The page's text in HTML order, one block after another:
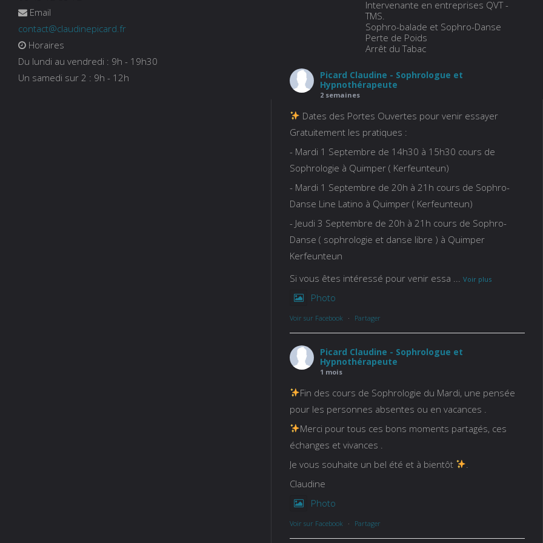
Email
contact@claudinepicard.fr
Horaires
Du lundi au vendredi : 9h - 19h30
Un samedi sur 2 : 9h - 12h
Intervenante en entreprises QVT -
TMS.
Sophro-balade et Sophro-Danse
Perte de Poids
Arrêt du Tabac
Picard Claudine - Sophrologue et
Hypnothérapeute
2 semaines
Dates des Portes Ouvertes pour venir essayer
Gratuitement les pratiques :
- Mardi 1 Septembre de 14h30 à 15h30 cours de
Sophrologie à Quimper ( Kerfeunteun)
- Mardi 1 Septembre de 20h à 21h cours de Sophro-
Danse Line Latino à Quimper ( Kerfeunteun)
- Jeudi 3 Septembre de 20h à 21h cours de Sophro-
Danse ( sophrologie et danse libre ) à Quimper
Kerfeunteun
Si vous êtes intéressé pour venir essa
Voir plus
Photo
Voir sur Facebook · Partager
Picard Claudine - Sophrologue et
Hypnothérapeute
1 mois
Fin des cours de Sophrologie du Mardi, une pensée
pour les personnes absentes ou en vacances .
Merci pour tous ces bons moments partagés, ces
échanges et vivances .
Je vous souhaite un bel été et à bientôt
Claudine
Photo
Voir sur Facebook · Partager